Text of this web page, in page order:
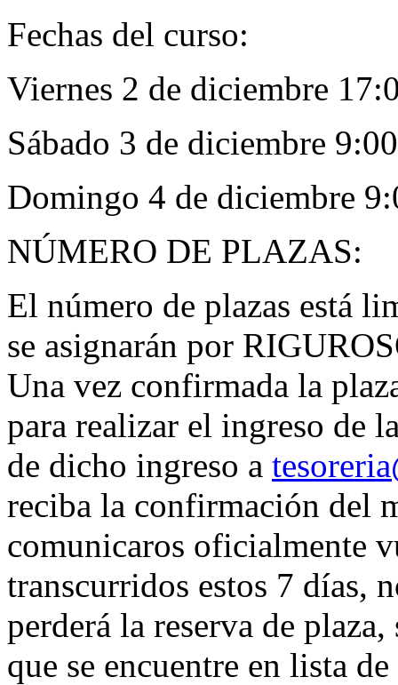
Fechas del curso:
Viernes 2 de diciembre
Sábado 3 de diciembre
Domingo 4 de diciembre
NÚMERO DE PLAZAS:
El número de plazas está
se asignarán por
Una vez confirmada la
para realizar el ingreso de
de dicho ingreso a
reciba la confirmación del
comunicaros oficialmente
transcurridos estos 7 días,
perderá la reserva de
que se encuentre en lista de